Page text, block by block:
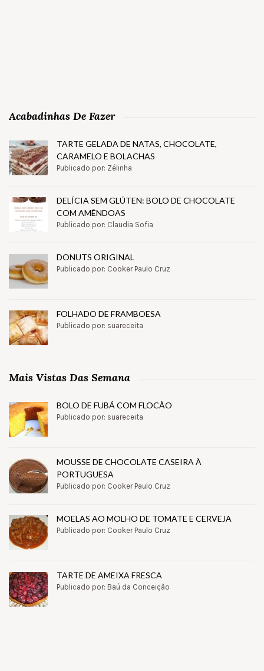
Acabadinhas De Fazer
TARTE GELADA DE NATAS, CHOCOLATE,
CARAMELO E BOLACHAS
Publicado por: Zélinha
DELÍCIA SEM GLÚTEN: BOLO DE CHOCOLATE
COM AMÊNDOAS
Publicado por: Claudia Sofia
DONUTS ORIGINAL
Publicado por: Cooker Paulo Cruz
FOLHADO DE FRAMBOESA
Publicado por: suareceita
Mais Vistas Das Semana
BOLO DE FUBÁ COM FLOCÃO
Publicado por: suareceita
MOUSSE DE CHOCOLATE CASEIRA À
PORTUGUESA
Publicado por: Cooker Paulo Cruz
MOELAS AO MOLHO DE TOMATE E CERVEJA
Publicado por: Cooker Paulo Cruz
TARTE DE AMEIXA FRESCA
Publicado por: Baú da Conceição